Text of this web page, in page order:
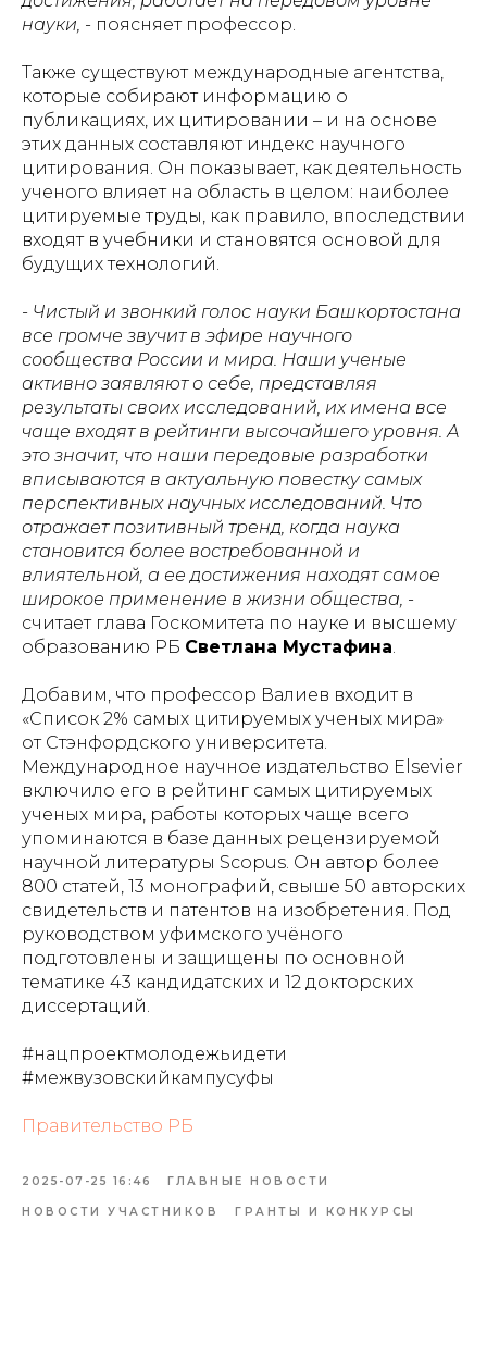
науки, - поясняет профессор.
Также существуют международные агентства,
которые собирают информацию о
публикациях, их цитировании – и на основе
этих данных составляют индекс научного
цитирования. Он показывает, как деятельность
ученого влияет на область в целом: наиболее
цитируемые труды, как правило, впоследствии
входят в учебники и становятся основой для
будущих технологий.
- Чистый и звонкий голос науки Башкортостана
все громче звучит в эфире научного
сообщества России и мира. Наши ученые
активно заявляют о себе, представляя
результаты своих исследований, их имена все
чаще входят в рейтинги высочайшего уровня. А
это значит, что наши передовые разработки
вписываются в актуальную повестку самых
перспективных научных исследований. Что
отражает позитивный тренд, когда наука
становится более востребованной и
влиятельной, а ее достижения находят самое
широкое применение в жизни общества, -
считает глава Госкомитета по науке и высшему
образованию РБ Светлана Мустафина.
Добавим, что профессор Валиев входит в
«Список 2% самых цитируемых ученых мира»
от Стэнфордского университета.
Международное научное издательство Elsevier
включило его в рейтинг самых цитируемых
ученых мира, работы которых чаще всего
упоминаются в базе данных рецензируемой
научной литературы Scopus. Он автор более
800 статей, 13 монографий, свыше 50 авторских
свидетельств и патентов на изобретения. Под
руководством уфимского учёного
подготовлены и защищены по основной
тематике 43 кандидатских и 12 докторских
диссертаций.
#нацпроектмолодежьидети
#межвузовскийкампусуфы
Правительство РБ
2025-07-25 16:46 ГЛАВНЫЕ НОВОСТИ
НОВОСТИ УЧАСТНИКОВ ГРАНТЫ И КОНКУРСЫ